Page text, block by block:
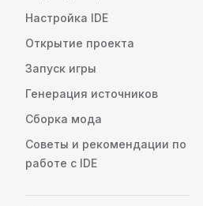
Настройка IDE
Открытие проекта
Запуск игры
Генерация источников
Сборка мода
Советы и рекомендации по
работе с IDE